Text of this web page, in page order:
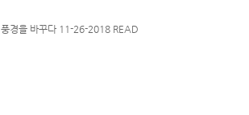
경을 바꾸다 11-26-2018 READ